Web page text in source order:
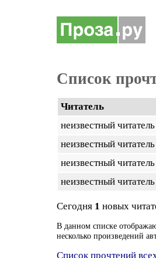
Список
Читатель
неизвестный
неизвестный
неизвестный
неизвестный
Сегодня 1 новых
В данном списке
несколько произведений
Список прочтений